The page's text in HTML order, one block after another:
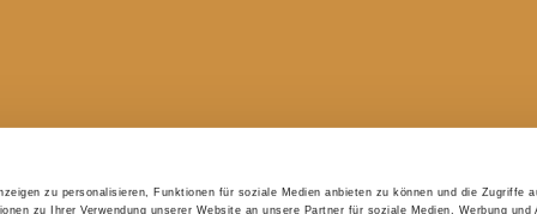
zu personalisieren, Funktionen für soziale Medien anbieten zu können und die Zugriffe
zu Ihrer Verwendung unserer Website an unsere Partner für soziale Medien, Werbung und